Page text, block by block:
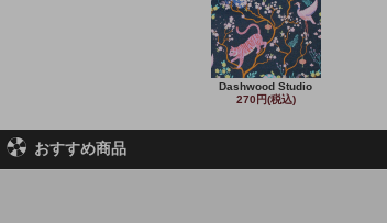
Dashwood Studio
270円(税込)
おすすめ商品